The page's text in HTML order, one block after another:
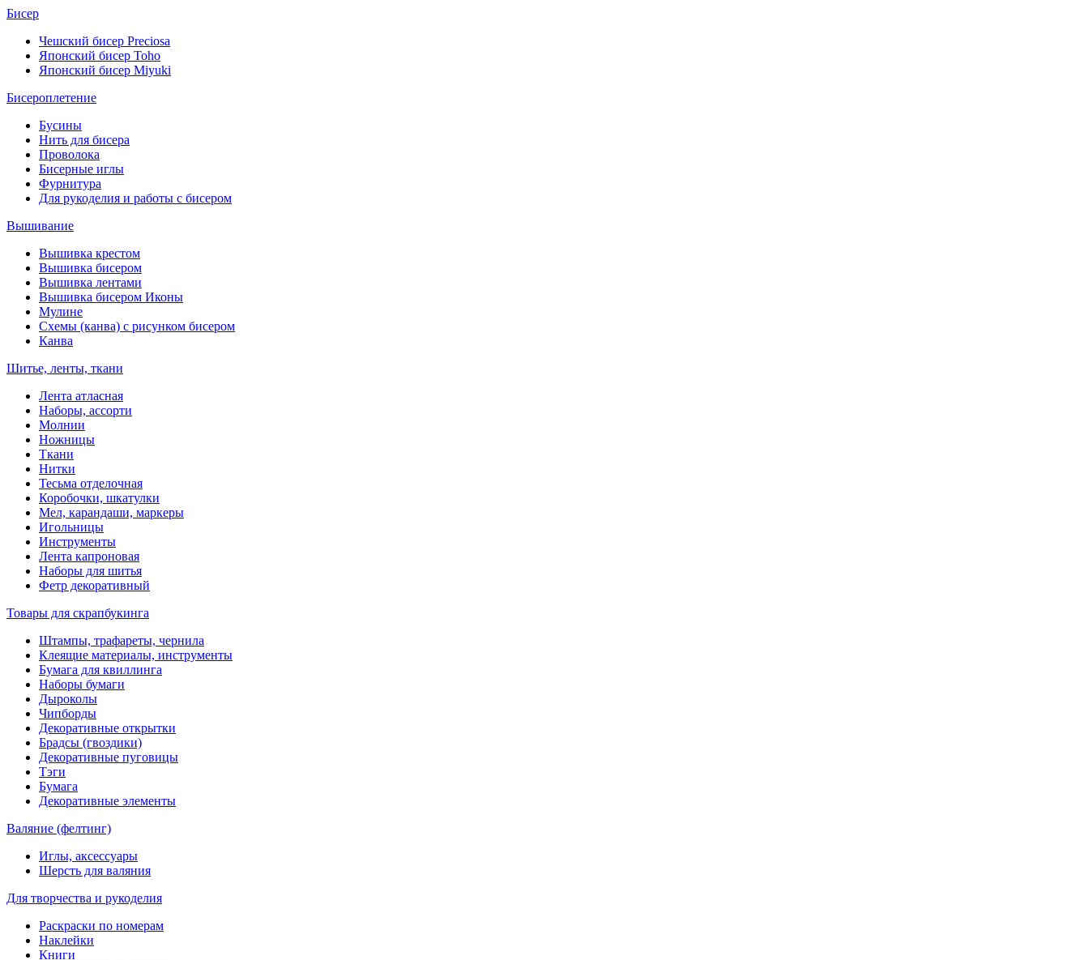
Бисер
Чешский бисер Preciosa
Японский бисер Toho
Японский бисер Miyuki
Бисероплетение
Бусины
Нить для бисера
Проволока
Бисерные иглы
Фурнитура
Для рукоделия и работы с бисером
Вышивание
Вышивка крестом
Вышивка бисером
Вышивка лентами
Вышивка бисером Иконы
Мулине
Схемы (канва) с рисунком бисером
Канва
Шитье, ленты, ткани
Лента атласная
Наборы, ассорти
Молнии
Ножницы
Ткани
Нитки
Тесьма отделочная
Коробочки, шкатулки
Мел, карандаши, маркеры
Игольницы
Инструменты
Лента капроновая
Наборы для шитья
Фетр декоративный
Товары для скрапбукинга
Штампы, трафареты, чернила
Клеящие материалы, инструменты
Бумага для квиллинга
Наборы бумаги
Дыроколы
Чипборды
Декоративные открытки
Брадсы (гвоздики)
Декоративные пуговицы
Тэги
Бумага
Декоративные элементы
Валяние (фелтинг)
Иглы, аксессуары
Шерсть для валяния
Для творчества и рукоделия
Раскраски по номерам
Наклейки
Книги